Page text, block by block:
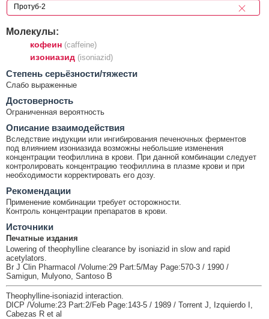
Молекулы:
кофеин (caffeine)
изониазид (isoniazid)
Cтепень серьёзности/тяжести
Слабо выраженные
Достоверность
Ограниченная вероятность
Описание взаимодействия
Вследствие индукции или ингибирования печеночных ферментов
под влиянием изониазида возможны небольшие изменения
концентрации теофиллина в крови. При данной комбинации следует
контролировать концентрацию теофиллина в плазме крови и при
необходимости корректировать его дозу.
Рекомендации
Применение комбинации требует осторожности.
Контроль концентрации препаратов в крови.
Источники
Печатные издания
Lowering of theophylline clearance by isoniazid in slow and rapid
acetylators.
Br J Clin Pharmacol /Volume:29 Part:5/May Page:570-3 / 1990 /
Samigun, Mulyono, Santoso B
Theophylline-isoniazid interaction.
DICP /Volume:23 Part:2/Feb Page:143-5 / 1989 / Torrent J, Izquierdo I,
Cabezas R et al